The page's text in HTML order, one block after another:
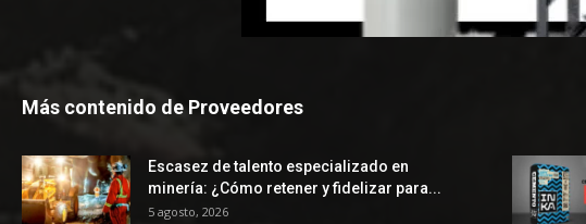
Más contenido de Proveedores
Escasez de talento especializado en
minería: ¿Cómo retener y fidelizar para...
5 agosto, 2026